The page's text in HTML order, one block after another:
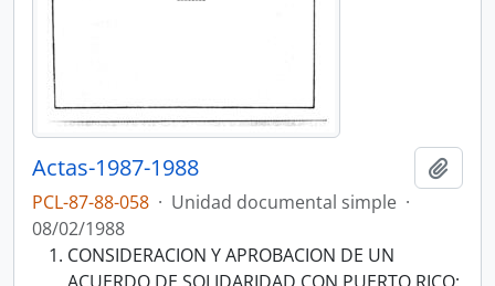
Actas-1987-1988
PCL-87-88-058 · Unidad documental simple ·
08/02/1988
CONSIDERACION Y APROBACION DE UN